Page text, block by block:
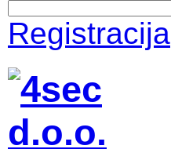
Registracija